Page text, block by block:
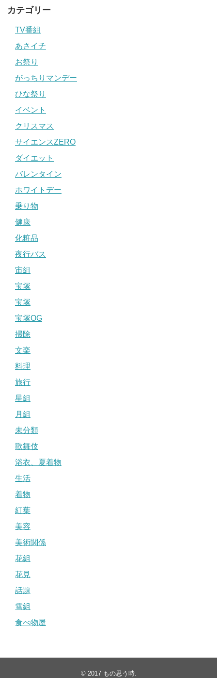
カテゴリー
TV番組
あさイチ
お祭り
がっちりマンデー
ひな祭り
イベント
クリスマス
サイエンスZERO
ダイエット
バレンタイン
ホワイトデー
乗り物
健康
化粧品
夜行バス
宙組
宝塚
宝塚
宝塚OG
掃除
文楽
料理
旅行
星組
月組
未分類
歌舞伎
浴衣、夏着物
生活
着物
紅葉
美容
美術関係
花組
花見
話題
雪組
食べ物屋
© 2017 もの思う時.